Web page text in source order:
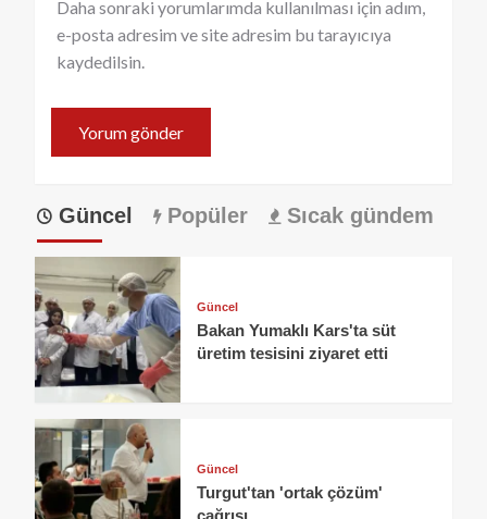
Daha sonraki yorumlarımda kullanılması için adım,
e-posta adresim ve site adresim bu tarayıcıya
kaydedilsin.
Güncel Popüler Sıcak gündem
Güncel
Bakan Yumaklı Kars'ta süt
üretim tesisini ziyaret etti
Güncel
Turgut'tan 'ortak çözüm'
çağrısı